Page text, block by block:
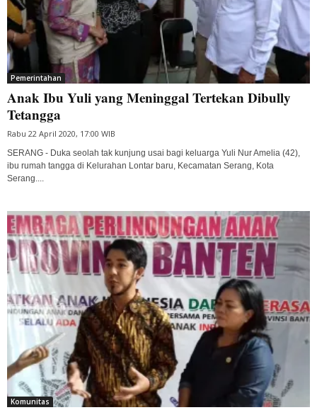
Pemerintahan
Anak Ibu Yuli yang Meninggal Tertekan Dibully
Tetangga
Rabu 22 April 2020, 17:00 WIB
SERANG - Duka seolah tak kunjung usai bagi keluarga Yuli Nur Amelia (42),
ibu rumah tangga di Kelurahan Lontar baru, Kecamatan Serang, Kota
Serang....
Komunitas